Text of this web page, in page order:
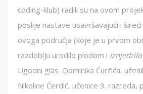
coding-klub) radili su na ovom
poslije nastave usavršavajući i
ovoga područja (koje je u prvom
razdoblju urodilo plodom i iznjedrilo
Ugodni glas Dominika Ćurčića,
Nikoline Ćerdić, učenice 9. razreda,